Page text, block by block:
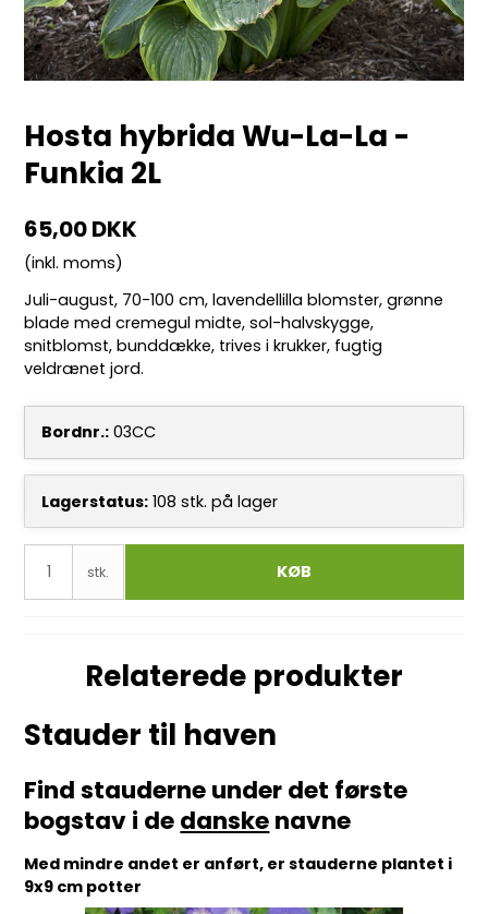
Hosta hybrida Wu-La-La -
Funkia 2L
65,00 DKK
(inkl. moms)
Juli-august, 70-100 cm, lavendellilla blomster, grønne
blade med cremegul midte, sol-halvskygge,
snitblomst, bunddække, trives i krukker, fugtig
veldrænet jord.
Bordnr.: 03CC
Lagerstatus: 108 stk. på lager
stk. KØB
Relaterede produkter
Stauder til haven
Find stauderne under det første
bogstav i dedanskenavne
Med mindre andet er anført, er stauderne plantet i
9x9 cm potter